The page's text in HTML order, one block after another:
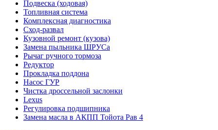
Подвеска (ходовая)
Топливная система
Комплексная диагностика
Сход-развал
Кузовной ремонт (кузова)
Замена пыльника ШРУСа
Рычаг ручного тормоза
Редуктор
Прокладка поддона
Насос ГУР
Чистка дроссельной заслонки
Lexus
Регулировка подшипника
Замена масла в АКПП Тойота Рав 4